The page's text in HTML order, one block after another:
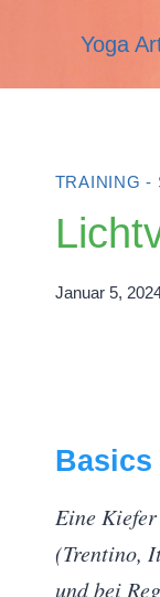
Yoga
TRAINING -
Januar 5,
Basics
Eine
(Trentino,
und bei